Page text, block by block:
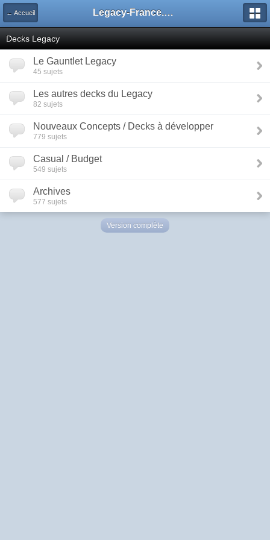
← Accueil Legacy-France.org - Forum
Decks Legacy
Le Gauntlet Legacy
45 sujets
Les autres decks du Legacy
82 sujets
Nouveaux Concepts / Decks à développer
779 sujets
Casual / Budget
549 sujets
Archives
577 sujets
Version complète